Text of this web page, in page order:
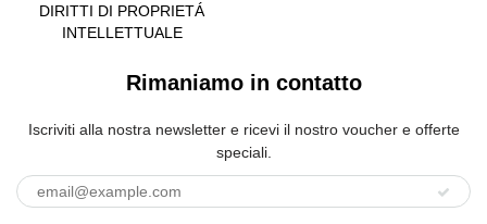
DIRITTI DI PROPRIETÁ
INTELLETTUALE
Rimaniamo in contatto
Iscriviti alla nostra newsletter e ricevi il nostro voucher e offerte
speciali.